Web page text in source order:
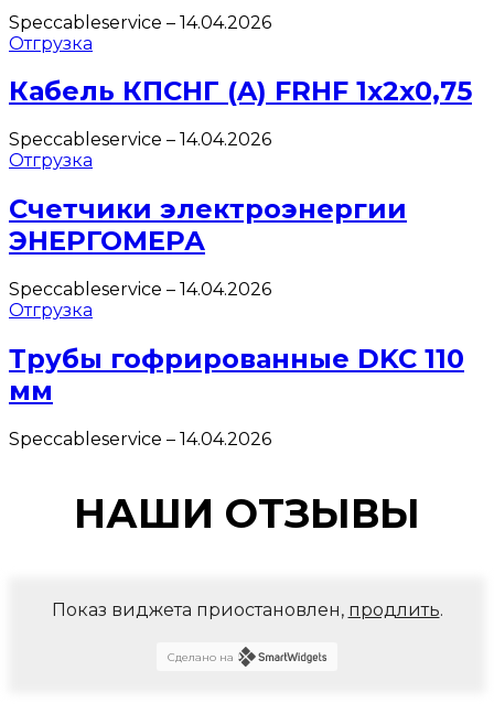
Speccableservice – 14.04.2026
Отгрузка
Кабель КПСНГ (A) FRHF 1х2х0,75
Speccableservice – 14.04.2026
Отгрузка
Счетчики электроэнергии
ЭНЕРГОМЕРА
Speccableservice – 14.04.2026
Отгрузка
Трубы гофрированные DKC 110
мм
Speccableservice – 14.04.2026
НАШИ ОТЗЫВЫ
Показ виджета приостановлен, продлить.
Сделано на